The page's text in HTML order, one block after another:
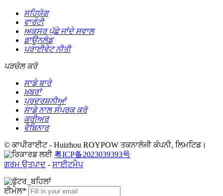
ਸਹਿਯੋਗ
ਵਾਰੰਟੀ
ਅਕਸਰ ਪੁੱਛੇ ਜਾਂਦੇ ਸਵਾਲ
ਡਾਊਨਲੋਡ
ਪਰਾਈਵੇਟ ਨੀਤੀ
ਪੜਚੋਲ ਕਰੋ
ਸਾਡੇ ਬਾਰੇ
ਖ਼ਬਰਾਂ
ਪ੍ਰਦਰਸ਼ਨੀਆਂ
ਸਾਡੇ ਨਾਲ ਸੰਪਰਕ ਕਰੋ
ਕਰੀਅਰ
ਵੈਬਿਨਾਰ
© ਕਾਪੀਰਾਈਟ - Huizhou ROYPOW ਤਕਨਾਲੋਜੀ ਕੰਪਨੀ, ਲਿਮਟਿਡ।
粤ICP备2023039393号
ਗਰਮ ਉਤਪਾਦ - ਸਾਈਟਮੈਪ
ਈਮੇਲ*